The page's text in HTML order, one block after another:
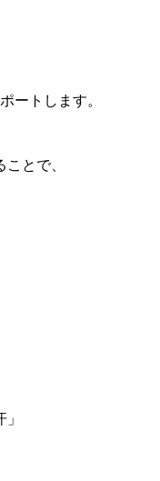
ートします。
とで、